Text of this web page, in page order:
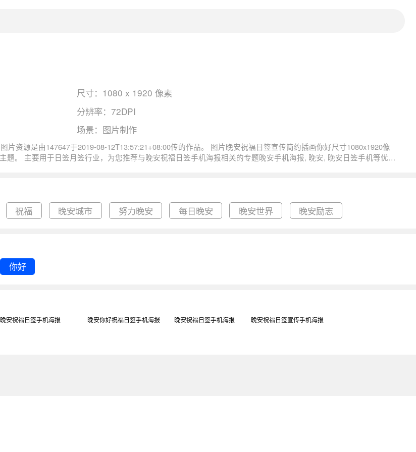
尺寸：1080 x 1920 像素
分辨率：72DPI
场景：图片制作
祝福 晚安城市 努力晚安 每日晚安 晚安世界 晚安励志
你好
晚安祝福日签手机海报 晚安你好祝福日签手机海报 晚安祝福日签手机海报 晚安祝福日签宣传手机海报